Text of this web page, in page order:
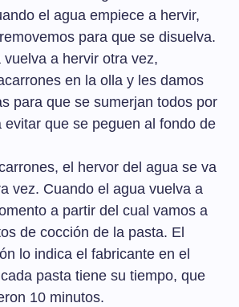
el agua empiece a hervir,
para que se disuelva.
a hervir otra vez,
en la olla y les damos
para que se sumerjan todos por
evitar que se peguen al fondo de
el hervor del agua se va
vez. Cuando el agua vuelva a
a partir del cual vamos a
de cocción de la pasta. El
lo indica el fabricante en el
pasta tiene su tiempo, que
10 minutos.